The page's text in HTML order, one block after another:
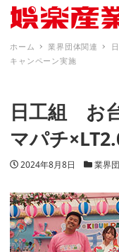
ホーム 業界団体関連
キャンペーン実施
日工組 お
マパチ
投稿日
2024年8月8日 カテゴ
業界